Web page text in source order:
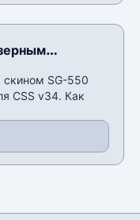
скином SG-550
CSS v34. Как